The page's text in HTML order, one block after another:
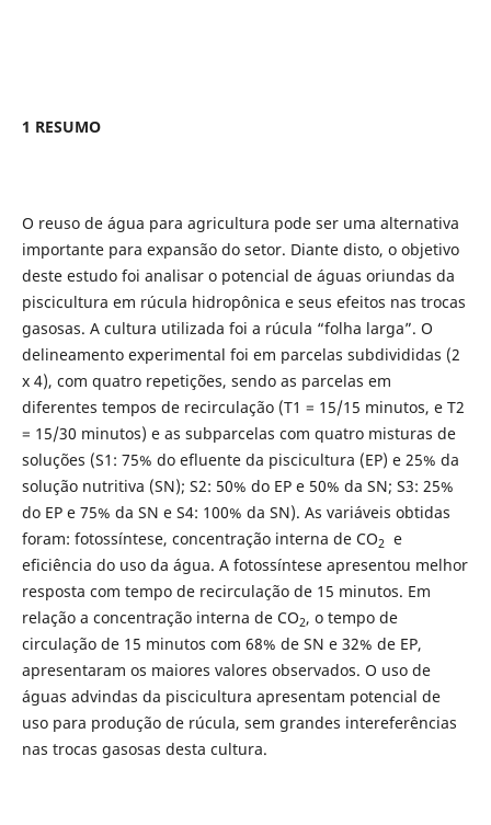
1 RESUMO
O reuso de água para agricultura pode ser uma alternativa
importante para expansão do setor. Diante disto, o objetivo
deste estudo foi analisar o potencial de águas oriundas da
piscicultura em rúcula hidropônica e seus efeitos nas trocas
gasosas. A cultura utilizada foi a rúcula “folha larga”. O
delineamento experimental foi em parcelas subdivididas (2
x 4), com quatro repetições, sendo as parcelas em
diferentes tempos de recirculação (T1 = 15/15 minutos, e T2
= 15/30 minutos) e as subparcelas com quatro misturas de
soluções (S1: 75% do efluente da piscicultura (EP) e 25% da
solução nutritiva (SN); S2: 50% do EP e 50% da SN; S3: 25%
do EP e 75% da SN e S4: 100% da SN). As variáveis obtidas
foram: fotossíntese, concentração interna de CO2 e
eficiência do uso da água. A fotossíntese apresentou melhor
resposta com tempo de recirculação de 15 minutos. Em
relação a concentração interna de CO2, o tempo de
circulação de 15 minutos com 68% de SN e 32% de EP,
apresentaram os maiores valores observados. O uso de
águas advindas da piscicultura apresentam potencial de
uso para produção de rúcula, sem grandes intereferências
nas trocas gasosas desta cultura.